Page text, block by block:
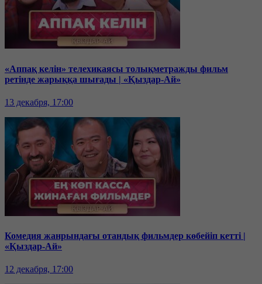
«Аппақ келін» телехикаясы толықметражды фильм
ретінде жарыққа шығады | «Қыздар-Ай»
13 декабря, 17:00
Комедия жанрындағы отандық фильмдер көбейіп кетті |
«Қыздар-Ай»
12 декабря, 17:00